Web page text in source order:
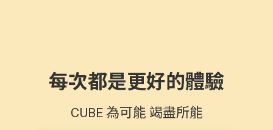
每次都是更好的體驗
CUBE 為可能 竭盡所能